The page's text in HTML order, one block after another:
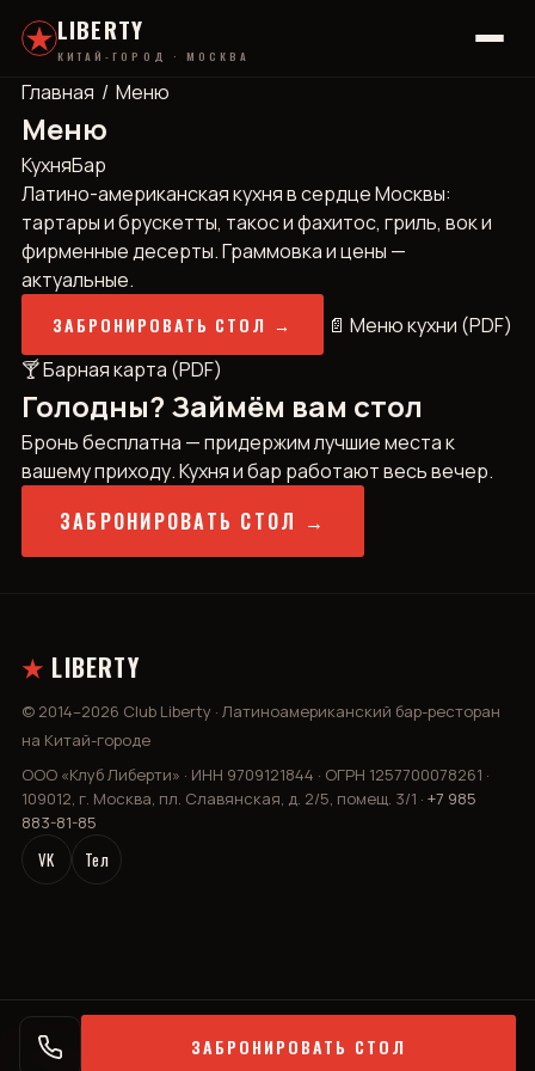
LIBERTY
КИТАЙ-ГОРОД · МОСКВА
Главная / Меню
Меню
КухняБар
Латино-американская кухня в сердце Москвы:
тартары и брускетты, такос и фахитос, гриль, вок и
фирменные десерты. Граммовка и цены —
актуальные.
ЗАБРОНИРОВАТЬ СТОЛ →
📄 Меню кухни (PDF)
🍸 Барная карта (PDF)
Голодны? Займём вам стол
Бронь бесплатна — придержим лучшие места к
вашему приходу. Кухня и бар работают весь вечер.
ЗАБРОНИРОВАТЬ СТОЛ →
★ LIBERTY
© 2014–2026 Club Liberty · Латиноамериканский бар-ресторан
на Китай-городе
ООО «Клуб Либерти» · ИНН 9709121844 · ОГРН 1257700078261 ·
109012, г. Москва, пл. Славянская, д. 2/5, помещ. 3/1 · +7 985
883-81-85
VK Тел
ЗАБРОНИРОВАТЬ СТОЛ
Политика конфиденциальности